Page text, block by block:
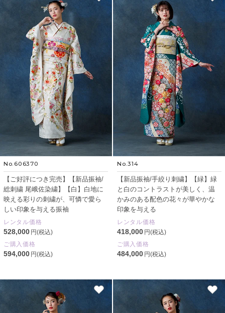
No.606370
【ご好評につき完売】【新品振袖/
総刺繍 尾峨佐染繍】【白】白地に
映える彩りの刺繍が、可憐で愛ら
しい印象を与える振袖
レンタル価格
528,000 円(税込)
ご購入価格
594,000 円(税込)
No.314
【新品振袖/手絞り刺繍】【緑】緑
と白のコントラストが美しく、温
かみのある配色の花々が華やかな
印象を与える
レンタル価格
418,000 円(税込)
ご購入価格
484,000 円(税込)